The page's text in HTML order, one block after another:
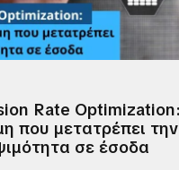
Rate
που μετατρέπει την
σε έσοδα